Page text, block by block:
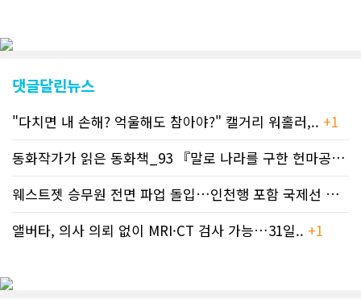
댓글달린뉴스
"다치면 내 손해? 억울해도 참아야?" 캘거리 워홀러,.. +1
동화작가가 읽은 동화책_93 『말로 나라를 구한 헌마공..+2
웨스트젯 승무원 전면 파업 돌입…인천행 포함 국제선 줄..
앨버타, 의사 의뢰 없이 MRI·CT 검사 가능…31일.. +1